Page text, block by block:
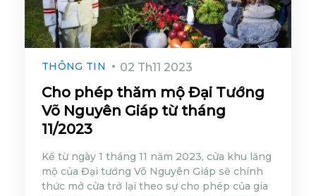
THÔNG TIN 02 Th11 2023
Cho phép thăm mộ Đại Tướng
Võ Nguyên Giáp từ tháng
11/2023
Kể từ ngày 1 tháng 11 năm 2023, cửa khu lăng
mộ của Đại tướng Võ Nguyên Giáp sẽ chính
thức mở cửa trở lại theo sự cho phép của gia